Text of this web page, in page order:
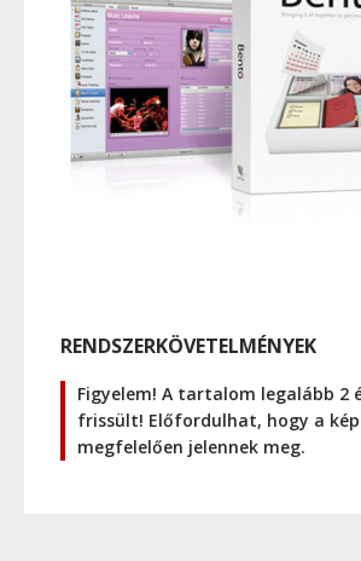
RENDSZERKÖVETELMÉNYEK
Figyelem! A tartalom legalább 2
frissült! Előfordulhat, hogy a
megfelelően jelennek meg.